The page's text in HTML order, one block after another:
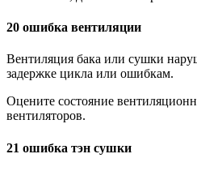
20 ошибка вентиляции
Вентиляция бака или сушки
задержке цикла или ошибкам.
Оцените состояние
вентиляторов.
21 ошибка тэн сушки